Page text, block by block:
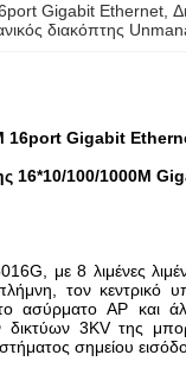
Gigabit Ethernet ,
διακόπτης
16port Gigabit
16*10/100/1000M
με 8 λιμένες
τον κεντρικό
ασύρματο AP και
3KV της
σημείου